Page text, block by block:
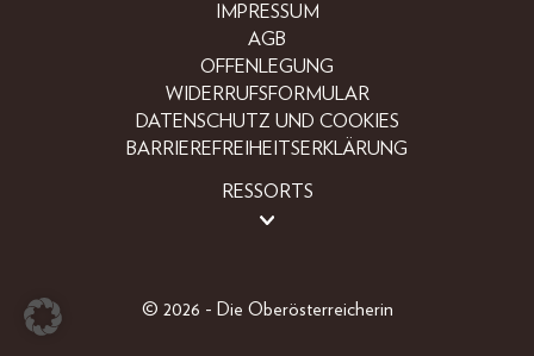
IMPRESSUM
AGB
OFFENLEGUNG
WIDERRUFSFORMULAR
DATENSCHUTZ UND COOKIES
BARRIEREFREIHEITSERKLÄRUNG
RESSORTS
© 2026 - Die Oberösterreicherin